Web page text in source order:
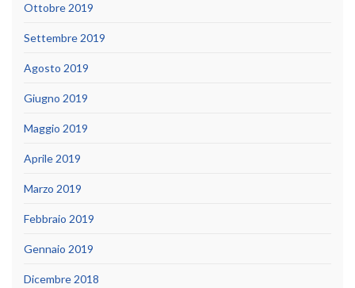
Ottobre 2019
Settembre 2019
Agosto 2019
Giugno 2019
Maggio 2019
Aprile 2019
Marzo 2019
Febbraio 2019
Gennaio 2019
Dicembre 2018